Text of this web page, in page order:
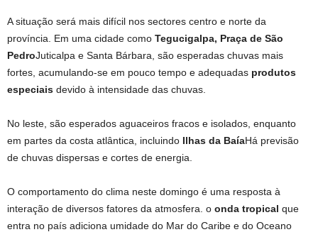
A situação será mais difícil nos sectores centro e norte da
província. Em uma cidade como Tegucigalpa, Praça de São
PedroJuticalpa e Santa Bárbara, são esperadas chuvas mais
fortes, acumulando-se em pouco tempo e adequadas produtos
especiais devido à intensidade das chuvas.
No leste, são esperados aguaceiros fracos e isolados, enquanto
em partes da costa atlântica, incluindo Ilhas da BaíaHá previsão
de chuvas dispersas e cortes de energia.
O comportamento do clima neste domingo é uma resposta à
interação de diversos fatores da atmosfera. o onda tropical que
entra no país adiciona umidade do Mar do Caribe e do Oceano